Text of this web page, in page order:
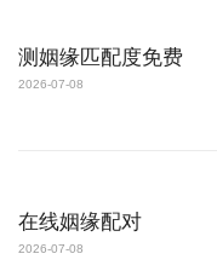
测姻缘匹配度免费
2026-07-08
在线姻缘配对
2026-07-08